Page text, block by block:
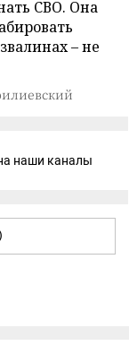
СВО. Она
– не
наши каналы